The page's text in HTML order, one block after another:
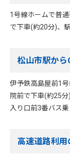
1号線ホームで普
で下車(約20分)、
松山市駅から
伊予鉄高島屋前1
院前で下車(約25
入り口前3番バス
高速道路利用